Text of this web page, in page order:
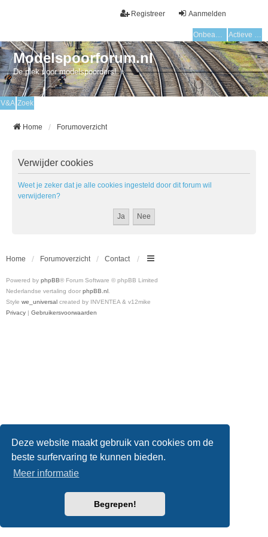
Deze website maakt gebruik van cookies om de
beste surfervaring te kunnen bieden.
Meer informatie
Begrepen!
Aanmelden
Registreer
Onbeantwoorde onderwerpen Actieve onderwerpen
Modelspoorforum.nl
De plek voor modelspoorders!
V&A Zoek
Home Forumoverzicht
Verwijder cookies
Weet je zeker dat je alle cookies ingesteld door dit forum wil
verwijderen?
Home Forumoverzicht Contact
Powered by phpBB® Forum Software © phpBB Limited
Nederlandse vertaling door phpBB.nl
Style we_universal created by INVENTEA & v12mike
Privacy | Gebruikersvoorwaarden